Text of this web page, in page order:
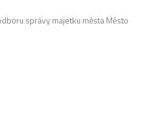
správy majetku města Město